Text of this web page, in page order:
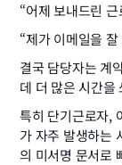
“어제 보내드린
“제가 이메일을
결국 담당자는 계
데 더 많은 시간을
특히 단기근로자,
가 자주 발생하는
의 미서명 문서로